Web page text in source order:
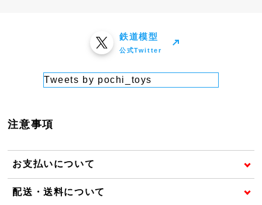
鉄道模型
公式Twitter
Tweets by pochi_toys
注意事項
お支払いについて
配送・送料について